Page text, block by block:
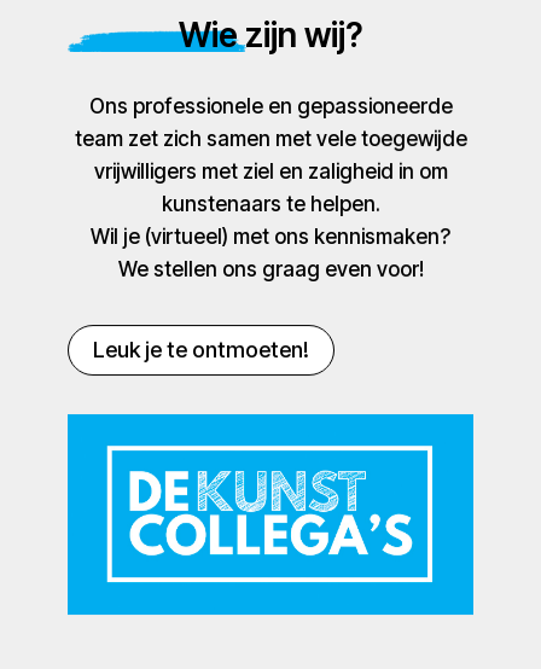
Wie zijn wij?
Ons professionele en gepassioneerde
team zet zich samen met vele toegewijde
vrijwilligers met ziel en zaligheid in om
kunstenaars te helpen.
Wil je (virtueel) met ons kennismaken?
We stellen ons graag even voor!
Leuk je te ontmoeten!